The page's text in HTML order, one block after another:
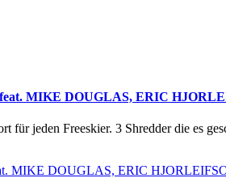
MIKE DOUGLAS, ERIC
für jeden Freeskier. 3 Shredder die es
MIKE DOUGLAS, ERIC